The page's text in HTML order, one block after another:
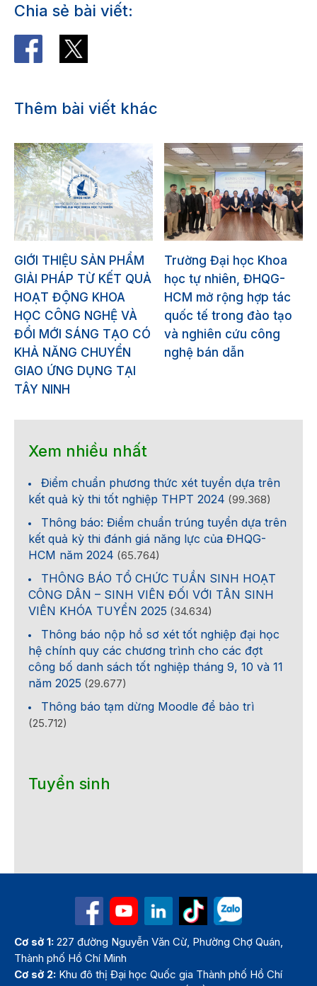
Chia sẻ bài viết:
Thêm bài viết khác
GIỚI THIỆU SẢN PHẨM
GIẢI PHÁP TỪ KẾT QUẢ
HOẠT ĐỘNG KHOA
HỌC CÔNG NGHỆ VÀ
ĐỔI MỚI SÁNG TẠO CÓ
KHẢ NĂNG CHUYỂN
GIAO ỨNG DỤNG TẠI
TÂY NINH
Trường Đại học Khoa
học tự nhiên, ĐHQG-
HCM mở rộng hợp tác
quốc tế trong đào tạo
và nghiên cứu công
nghệ bán dẫn
Xem nhiều nhất
Điểm chuẩn phương thức xét tuyển dựa trên
kết quả kỳ thi tốt nghiệp THPT 2024 (99.368)
Thông báo: Điểm chuẩn trúng tuyển dựa trên
kết quả kỳ thi đánh giá năng lực của ĐHQG-
HCM năm 2024 (65.764)
THÔNG BÁO TỔ CHỨC TUẦN SINH HOẠT
CÔNG DÂN – SINH VIÊN ĐỐI VỚI TÂN SINH
VIÊN KHÓA TUYỂN 2025 (34.634)
Thông báo nộp hồ sơ xét tốt nghiệp đại học
hệ chính quy các chương trình cho các đợt
công bố danh sách tốt nghiệp tháng 9, 10 và 11
năm 2025 (29.677)
Thông báo tạm dừng Moodle để bảo trì
(25.712)
Tuyển sinh
Cơ sở 1: 227 đường Nguyễn Văn Cừ, Phường Chợ Quán,
Thành phố Hồ Chí Minh
Cơ sở 2: Khu đô thị Đại học Quốc gia Thành phố Hồ Chí